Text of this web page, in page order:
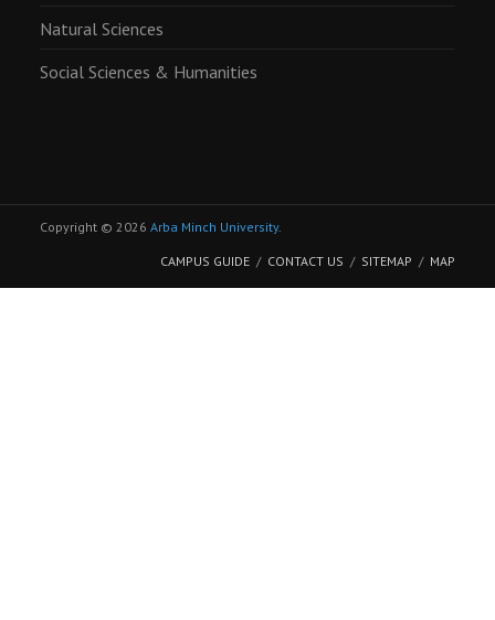
Natural Sciences
Social Sciences & Humanities
Copyright © 2026 Arba Minch University.
CAMPUS GUIDE CONTACT US SITEMAP MAP